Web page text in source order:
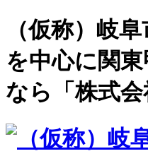
（仮称）岐
を中心に関
なら「株式会